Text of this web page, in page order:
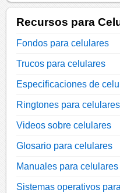
Recursos para
Fondos para celulares
Trucos para celulares
Especificaciones de
Ringtones para celulares
Videos sobre celulares
Glosario para celulares
Manuales para celulares
Sistemas operativos